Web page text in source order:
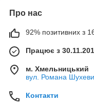
Про нас
92% позитивних з
Працює з
м. Хмельницький
вул. Романа
Контакти